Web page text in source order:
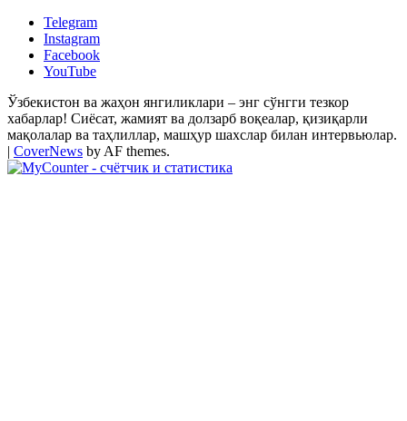
Telegram
Instagram
Facebook
YouTube
Ўзбекистон ва жаҳон янгиликлари – энг сўнгги тезкор
хабарлар! Сиёсат, жамият ва долзарб воқеалар, қизиқарли
мақолалар ва таҳлиллар, машҳур шахслар билан интервьюлар.
| CoverNews by AF themes.